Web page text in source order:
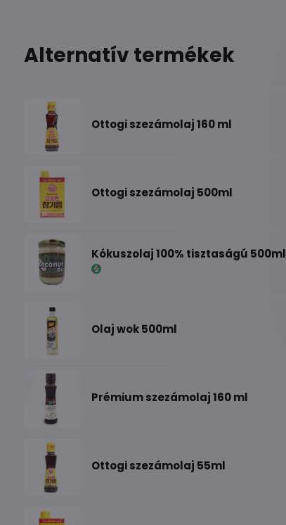
Alternatív termékek
Ottogi szezámolaj 160 ml
Ottogi szezámolaj 500ml
Kókuszolaj 100% tisztaságú 500ml
Olaj wok 500ml
Prémium szezámolaj 160 ml
Ottogi szezámolaj 55ml